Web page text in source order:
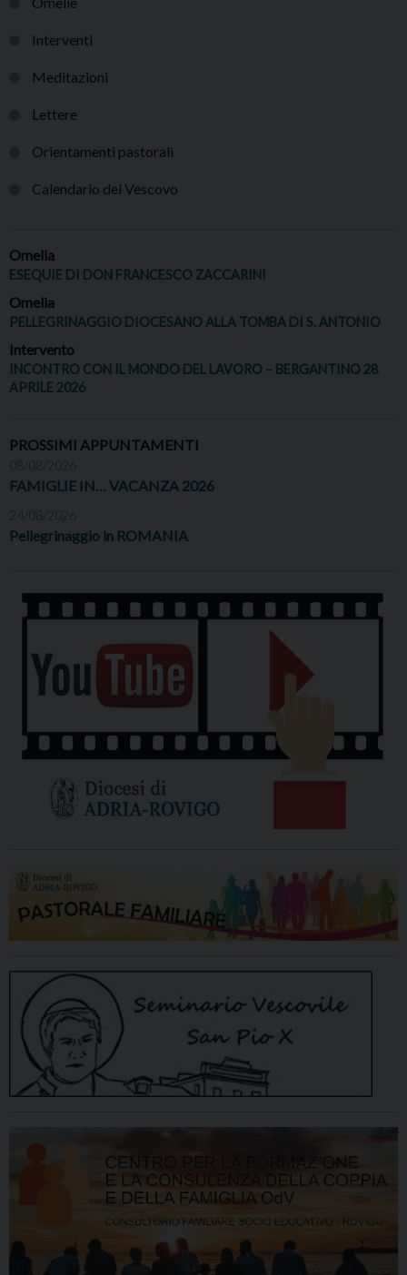
Interventi
Meditazioni
Lettere
Orientamenti pastorali
Calendario del Vescovo
Omelia
ESEQUIE DI DON FRANCESCO ZACCARINI
Omelia
PELLEGRINAGGIO DIOCESANO ALLA TOMBA DI S. ANTONIO
Intervento
INCONTRO CON IL MONDO DEL LAVORO – BERGANTINO 28
APRILE 2026
PROSSIMI APPUNTAMENTI
FAMIGLIE IN… VACANZA 2026
Pellegrinaggio in ROMANIA